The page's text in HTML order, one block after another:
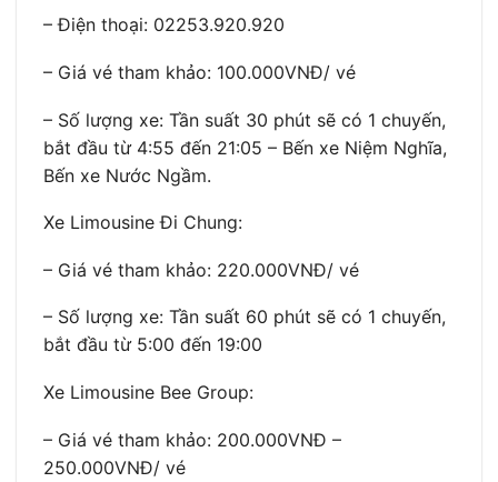
– Điện thoại: 02253.920.920
– Giá vé tham khảo: 100.000VNĐ/ vé
– Số lượng xe: Tần suất 30 phút sẽ có 1 chuyến,
bắt đầu từ 4:55 đến 21:05 – Bến xe Niệm Nghĩa,
Bến xe Nước Ngầm.
Xe Limousine Đi Chung:
– Giá vé tham khảo: 220.000VNĐ/ vé
– Số lượng xe: Tần suất 60 phút sẽ có 1 chuyến,
bắt đầu từ 5:00 đến 19:00
Xe Limousine Bee Group:
– Giá vé tham khảo: 200.000VNĐ –
250.000VNĐ/ vé